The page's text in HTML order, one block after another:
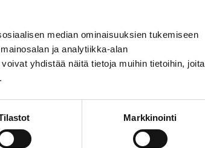
median ominaisuuksien tukemiseen
ja analytiikka-alan
yhdistää näitä tietoja muihin tietoihin, joita
Markkinointi